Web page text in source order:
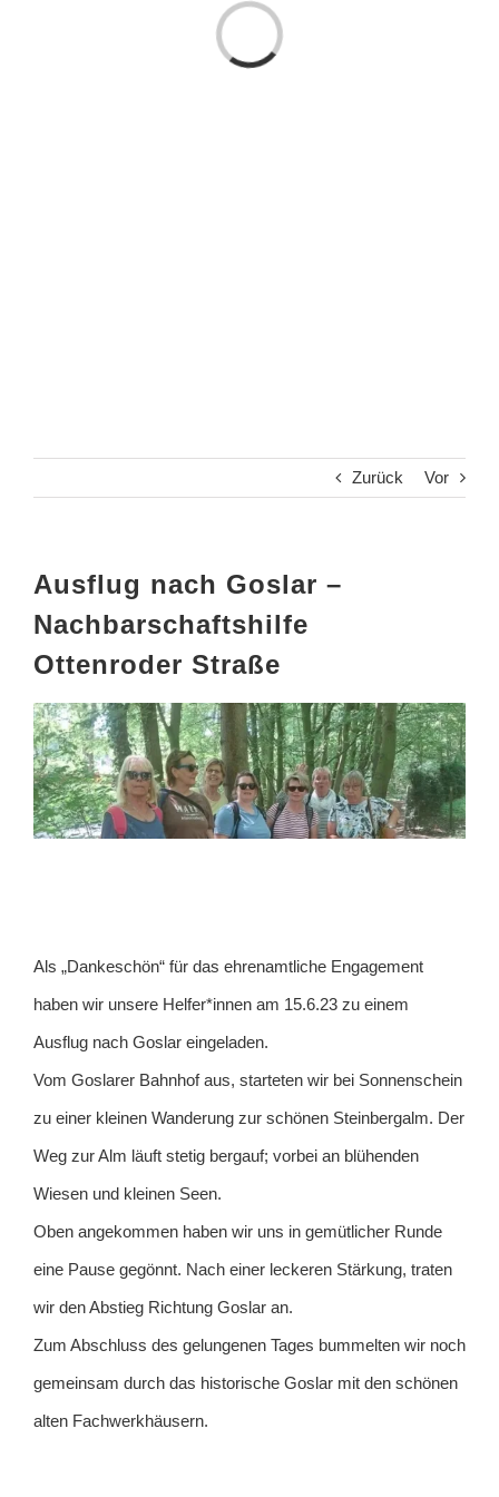
Laden...
Zurück Vor
Ausflug nach Goslar –
Nachbarschaftshilfe
Ottenroder Straße
Als „Dankeschön“ für das ehrenamtliche Engagement
haben wir unsere Helfer*innen am 15.6.23 zu einem
Ausflug nach Goslar eingeladen.
Vom Goslarer Bahnhof aus, starteten wir bei Sonnenschein
zu einer kleinen Wanderung zur schönen Steinbergalm. Der
Weg zur Alm läuft stetig bergauf; vorbei an blühenden
Wiesen und kleinen Seen.
Oben angekommen haben wir uns in gemütlicher Runde
eine Pause gegönnt. Nach einer leckeren Stärkung, traten
wir den Abstieg Richtung Goslar an.
Zum Abschluss des gelungenen Tages bummelten wir noch
gemeinsam durch das historische Goslar mit den schönen
alten Fachwerkhäusern.